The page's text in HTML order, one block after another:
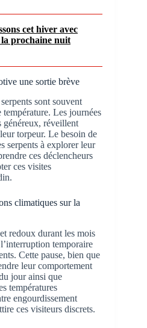
cet hiver avec
la prochaine nuit
une sortie brève
sont souvent
température. Les journées
généreux, réveillent
torpeur. Le besoin de
serpents à explorer leur
ces déclencheurs
ces visites
climatiques sur la
redoux durant les mois
temporaire
Cette pause, bien que
leur comportement
jour ainsi que
températures
engourdissement
ces visiteurs discrets.